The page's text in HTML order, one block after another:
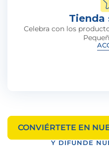
Tienda
Celebra con los
CONVIÉRTETE EN
Y DIFUNDE